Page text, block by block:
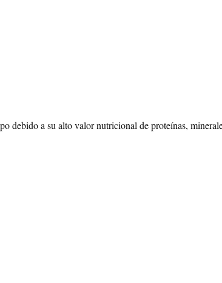
debido a su alto valor nutricional de proteínas,